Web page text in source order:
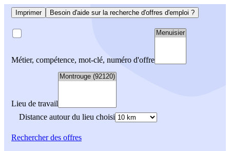
Imprimer Besoin d'aide sur la recherche d'offres d'emploi ?
Métier, compétence, mot-clé, numéro d'offre
Lieu de travail
Distance autour du lieu choisi
Rechercherdes offres